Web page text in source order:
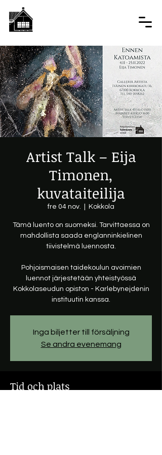
Artist Talk – Eija
Timonen,
kuvataiteilija
fre 04 nov. Kokkola
Tämä luento on suomeksi. Tarvittaessa on
mahdollista saada englanninkielinen
tiivistelmä luennosta.
Pohjoismaisen taidekoulun avoimien
luennot järjestetään yhteistyössä
Kokkolaseudun opiston - Karlebynejdenin
instituutin kanssa.
Inga biljetter till försäljning
Se andra evenemang
Tid och plats